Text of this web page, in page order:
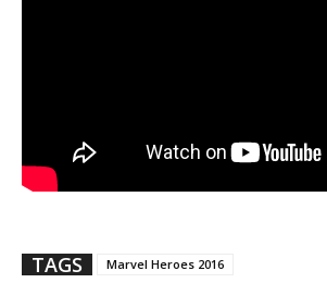
TAGS Marvel Heroes 2016